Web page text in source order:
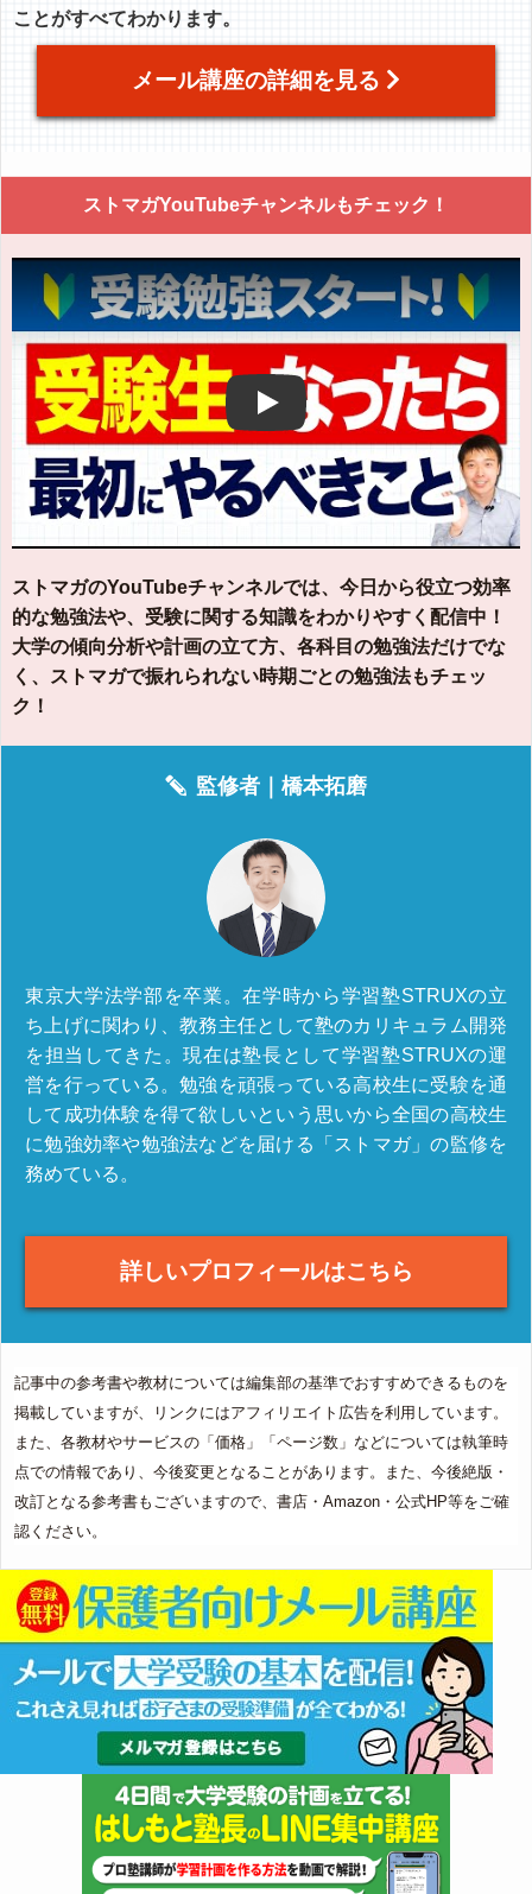
ことがすべてわかります。
メール講座の詳細を見る
ストマガYouTubeチャンネルもチェック！
Play
ストマガのYouTubeチャンネルでは、今日から役立つ効率
的な勉強法や、受験に関する知識をわかりやすく配信中！
大学の傾向分析や計画の立て方、各科目の勉強法だけでな
く、ストマガで振れられない時期ごとの勉強法もチェッ
ク！
監修者｜橋本拓磨
東京大学法学部を卒業。在学時から学習塾STRUXの立
ち上げに関わり、教務主任として塾のカリキュラム開発
を担当してきた。現在は塾長として学習塾STRUXの運
営を行っている。勉強を頑張っている高校生に受験を通
して成功体験を得て欲しいという思いから全国の高校生
に勉強効率や勉強法などを届ける「ストマガ」の監修を
務めている。
詳しいプロフィールはこちら
記事中の参考書や教材については編集部の基準でおすすめできるものを
掲載していますが、リンクにはアフィリエイト広告を利用しています。
また、各教材やサービスの「価格」「ページ数」などについては執筆時
点での情報であり、今後変更となることがあります。また、今後絶版・
改訂となる参考書もございますので、書店・Amazon・公式HP等をご確
認ください。